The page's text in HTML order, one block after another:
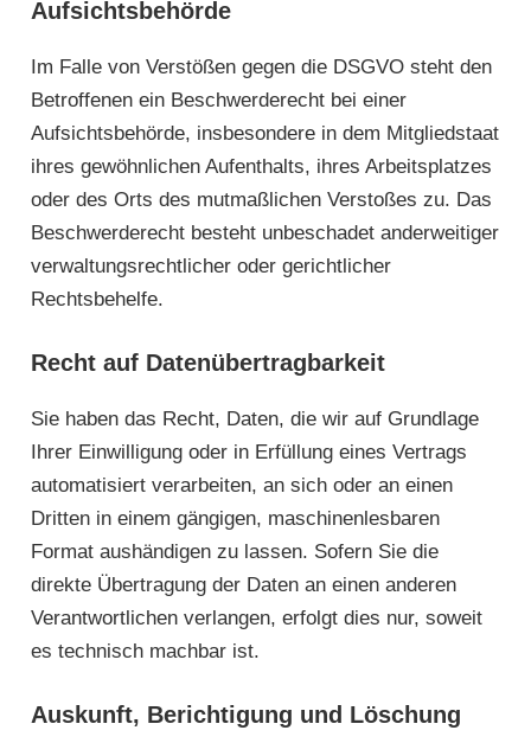
Aufsichts­behörde
Im Falle von Verstößen gegen die DSGVO steht den
Betroffenen ein Beschwerderecht bei einer
Aufsichtsbehörde, insbesondere in dem Mitgliedstaat
ihres gewöhnlichen Aufenthalts, ihres Arbeitsplatzes
oder des Orts des mutmaßlichen Verstoßes zu. Das
Beschwerderecht besteht unbeschadet anderweitiger
verwaltungsrechtlicher oder gerichtlicher
Rechtsbehelfe.
Recht auf Daten­übertrag­barkeit
Sie haben das Recht, Daten, die wir auf Grundlage
Ihrer Einwilligung oder in Erfüllung eines Vertrags
automatisiert verarbeiten, an sich oder an einen
Dritten in einem gängigen, maschinenlesbaren
Format aushändigen zu lassen. Sofern Sie die
direkte Übertragung der Daten an einen anderen
Verantwortlichen verlangen, erfolgt dies nur, soweit
es technisch machbar ist.
Auskunft, Berichtigung und Löschung